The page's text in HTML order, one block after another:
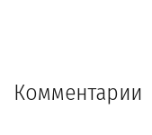
Комментарии